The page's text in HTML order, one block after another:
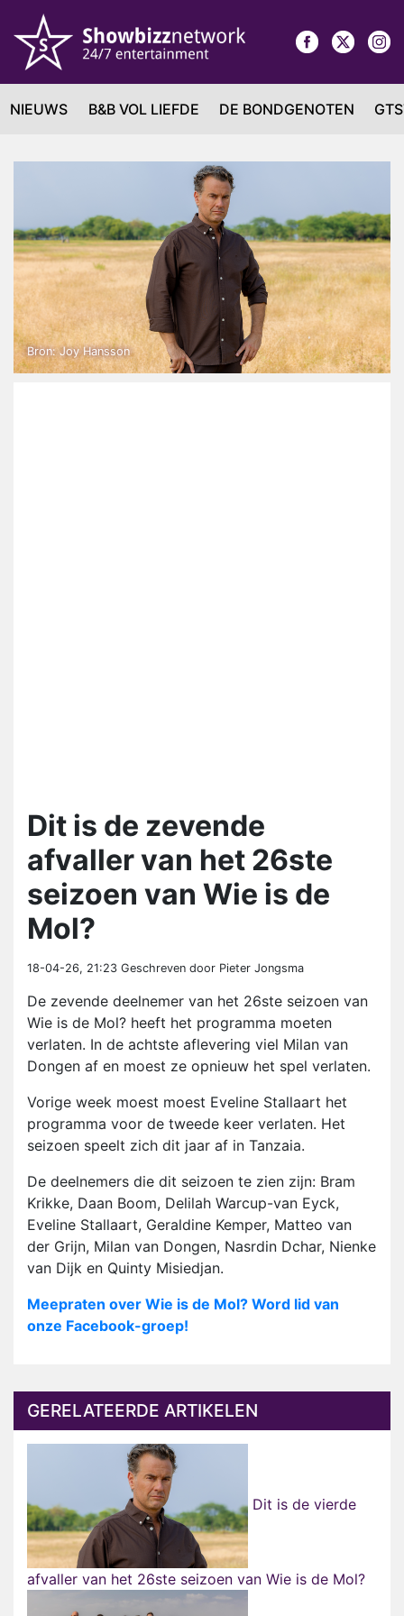
NIEUWS B&B VOL LIEFDE DE BONDGENOTEN
Bron: Joy Hansson
Dit is de zevende
afvaller van het 26ste
seizoen van Wie is de
Mol?
18-04-26, 21:23 Geschreven door Pieter Jongsma
De zevende deelnemer van het 26ste seizoen van
Wie is de Mol? heeft het programma moeten
verlaten. In de achtste aflevering viel Milan van
Dongen af en moest ze opnieuw het spel verlaten.
Vorige week moest moest Eveline Stallaart het
programma voor de tweede keer verlaten. Het
seizoen speelt zich dit jaar af in Tanzaia.
De deelnemers die dit seizoen te zien zijn: Bram
Krikke, Daan Boom, Delilah Warcup-van Eyck,
Eveline Stallaart, Geraldine Kemper, Matteo van
der Grijn, Milan van Dongen, Nasrdin Dchar, Nienke
van Dijk en Quinty Misiedjan.
Meepraten over Wie is de Mol? Word lid van
onze Facebook-groep!
GERELATEERDE ARTIKELEN
Dit is de vierde
afvaller van het 26ste seizoen van Wie is de Mol?